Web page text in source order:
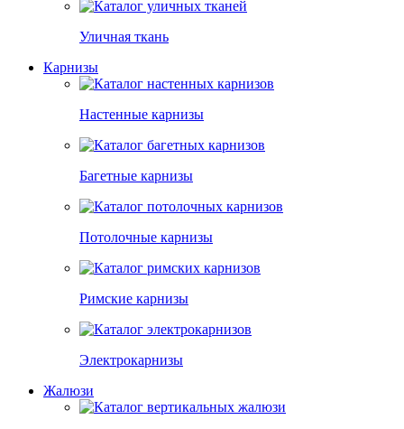
Уличная ткань
Карнизы
Настенные карнизы
Багетные карнизы
Потолочные карнизы
Римские карнизы
Электрокарнизы
Жалюзи